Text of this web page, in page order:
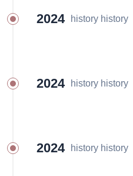
2024 history history
2024 history history
2024 history history